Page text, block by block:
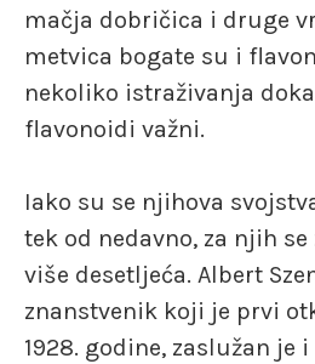
mačja dobričica i druge
metvica bogate su i
nekoliko istraživanja
flavonoidi važni.
Iako su se njihova
tek od nedavno, za njih
više desetljeća. Albert
znanstvenik koji je prvi
1928. godine, zaslužan je